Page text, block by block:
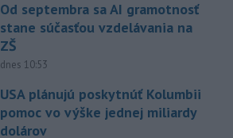
Od septembra sa AI gramotnosť
stane súčasťou vzdelávania na
ZŠ
dnes 10:53
USA plánujú poskytnúť Kolumbii
pomoc vo výške jednej miliardy
dolárov